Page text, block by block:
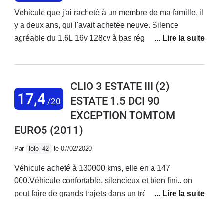
Véhicule que j'ai racheté à un membre de ma famille, il
y a deux ans, qui l'avait achetée neuve. Silence
agréable du 1.6L 16v 128cv à bas régimes, tenue de
même sur de longs trajets, volumes de l'habitacle et du
j'avoue que j'ai le pieds un peu lourd, on peut
descendre aux alentours de 6.5L/100km mais attention
à l'encrassement. Boîte de vitesses remplacée à 37
000km, il a fallu se battre avec RENAULT pour qu'ils
valable pour que cela ne soit pas pris en compte !). Il
faudra vous armer de patience pour faire l'entretien
vous même, l'accès au filtre à huile et aux bougies, par
exemple, est un vrai défi. Je ne vous parle même pas
17,4/20
CLIO 3 ESTATE III (2)
ESTATE 1.5 DCI 90
EXCEPTION TOMTOM
EURO5 (2011)
Par lolo_42 le 07/02/2020
Véhicule acheté à 130000 kms, elle en a 147
000.Véhicule confortable, silencieux et bien fini.. on
peut faire de grands trajets dans un très bon confort et